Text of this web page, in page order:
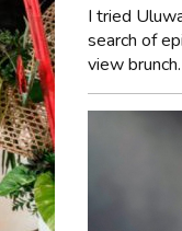
I tried
search of
view